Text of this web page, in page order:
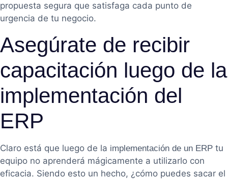
propuesta segura que satisfaga cada punto de
urgencia de tu negocio.
Asegúrate de recibir
capacitación luego de la
implementación del
ERP
Claro está que luego de la implementación de un ERP tu
equipo no aprenderá mágicamente a utilizarlo con
eficacia. Siendo esto un hecho, ¿cómo puedes sacar el